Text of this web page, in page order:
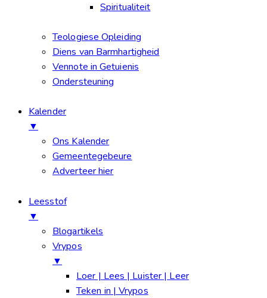
Spiritualiteit
Teologiese Opleiding
Diens van Barmhartigheid
Vennote in Getuienis
Ondersteuning
Kalender
▼
Ons Kalender
Gemeentegebeure
Adverteer hier
Leesstof
▼
Blogartikels
Vrypos
▼
Loer | Lees | Luister | Leer
Teken in | Vrypos